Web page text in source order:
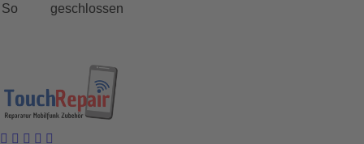
So
geschlossen